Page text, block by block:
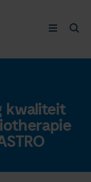
kwaliteit